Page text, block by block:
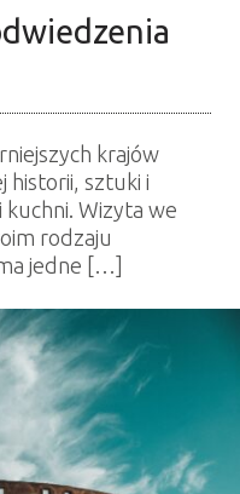
krajów
historii, sztuki i
Wizyta we
rodzaju
jedne […]